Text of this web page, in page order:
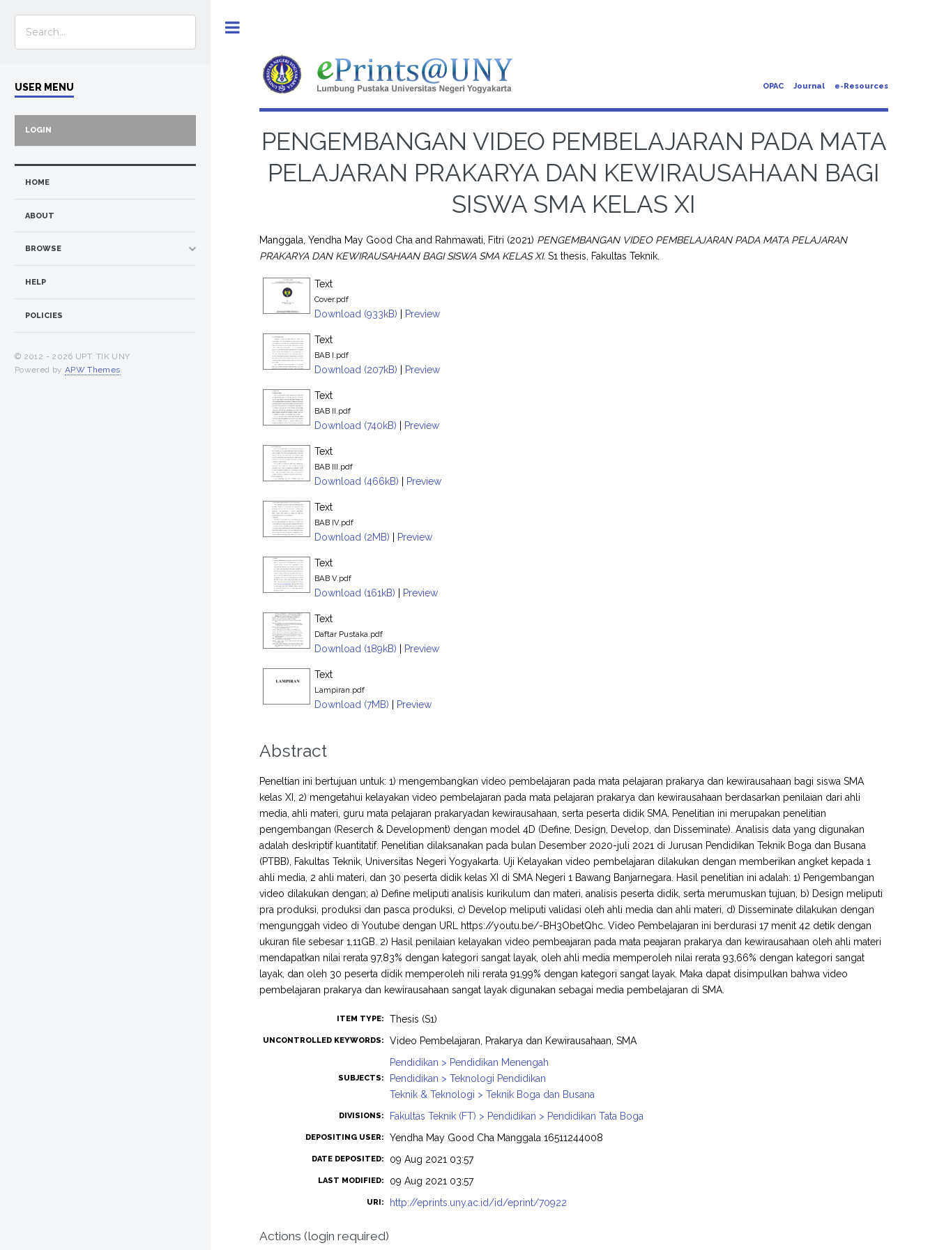
OPAC Journal e-Resources
PENGEMBANGAN VIDEO PEMBELAJARAN PADA MATA
PELAJARAN PRAKARYA DAN KEWIRAUSAHAAN BAGI
SISWA SMA KELAS XI
Manggala, Yendha May Good Cha and Rahmawati, Fitri (2021) PENGEMBANGAN VIDEO PEMBELAJARAN PADA MATA PELAJARAN
PRAKARYA DAN KEWIRAUSAHAAN BAGI SISWA SMA KELAS XI. S1 thesis, Fakultas Teknik.
Text
Cover.pdf
Download (933kB) | Preview
Text
BAB I.pdf
Download (207kB) | Preview
Text
BAB II.pdf
Download (740kB) | Preview
Text
BAB III.pdf
Download (466kB) | Preview
Text
BAB IV.pdf
Download (2MB) | Preview
Text
BAB V.pdf
Download (161kB) | Preview
Text
Daftar Pustaka.pdf
Download (189kB) | Preview
Text
Lampiran.pdf
Download (7MB) | Preview
Abstract
Peneltian ini bertujuan untuk: 1) mengembangkan video pembelajaran pada mata pelajaran prakarya dan kewirausahaan bagi siswa SMA
kelas XI, 2) mengetahui kelayakan video pembelajaran pada mata pelajaran prakarya dan kewirausahaan berdasarkan penilaian dari ahli
media, ahli materi, guru mata pelajaran prakaryadan kewirausahaan, serta peserta didik SMA. Penelitian ini merupakan penelitian
pengembangan (Reserch & Development) dengan model 4D (Define, Design, Develop, dan Disseminate). Analisis data yang digunakan
adalah deskriptif kuantitatif. Penelitian dilaksanakan pada bulan Desember 2020-juli 2021 di Jurusan Pendidikan Teknik Boga dan Busana
(PTBB), Fakultas Teknik, Universitas Negeri Yogyakarta. Uji Kelayakan video pembelajaran dilakukan dengan memberikan angket kepada 1
ahli media, 2 ahli materi, dan 30 peserta didik kelas XI di SMA Negeri 1 Bawang Banjarnegara. Hasil penelitian ini adalah: 1) Pengembangan
video dilakukan dengan; a) Define meliputi analisis kurikulum dan materi, analisis peserta didik, serta merumuskan tujuan, b) Design meliputi
pra produksi, produksi dan pasca produksi, c) Develop meliputi validasi oleh ahli media dan ahli materi, d) Disseminate dilakukan dengan
mengunggah video di Youtube dengan URL https://youtu.be/-BH3ObetQhc. Video Pembelajaran ini berdurasi 17 menit 42 detik dengan
ukuran file sebesar 1,11GB. 2) Hasil penilaian kelayakan video pembeajaran pada mata peajaran prakarya dan kewirausahaan oleh ahli materi
mendapatkan nilai rerata 97,83% dengan kategori sangat layak, oleh ahli media memperoleh nilai rerata 93,66% dengan kategori sangat
layak, dan oleh 30 peserta didik memperoleh nili rerata 91,99% dengan kategori sangat layak. Maka dapat disimpulkan bahwa video
pembelajaran prakarya dan kewirausahaan sangat layak digunakan sebagai media pembelajaran di SMA.
ITEM TYPE: Thesis (S1)
UNCONTROLLED KEYWORDS: Video Pembelajaran, Prakarya dan Kewirausahaan, SMA
SUBJECTS:
Pendidikan > Pendidikan Menengah
Pendidikan > Teknologi Pendidikan
Teknik & Teknologi > Teknik Boga dan Busana
DIVISIONS: Fakultas Teknik (FT) > Pendidikan > Pendidikan Tata Boga
DEPOSITING USER: Yendha May Good Cha Manggala 16511244008
DATE DEPOSITED: 09 Aug 2021 03:57
LAST MODIFIED: 09 Aug 2021 03:57
URI: http://eprints.uny.ac.id/id/eprint/70922
Actions (login required)
USER MENU
LOGIN
HOME
ABOUT
BROWSE
HELP
POLICIES
© 2012 - 2026 UPT. TIK UNY
Powered by APW Themes